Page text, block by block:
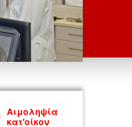
Αιμοληψία
κατ'οίκον